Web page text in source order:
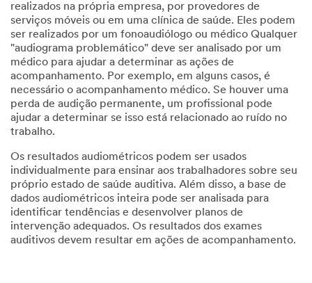
realizados na própria empresa, por provedores de
serviços móveis ou em uma clínica de saúde. Eles podem
ser realizados por um fonoaudiólogo ou médico Qualquer
"audiograma problemático" deve ser analisado por um
médico para ajudar a determinar as ações de
acompanhamento. Por exemplo, em alguns casos, é
necessário o acompanhamento médico. Se houver uma
perda de audição permanente, um profissional pode
ajudar a determinar se isso está relacionado ao ruído no
trabalho.
Os resultados audiométricos podem ser usados
individualmente para ensinar aos trabalhadores sobre seu
próprio estado de saúde auditiva. Além disso, a base de
dados audiométricos inteira pode ser analisada para
identificar tendências e desenvolver planos de
intervenção adequados. Os resultados dos exames
auditivos devem resultar em ações de acompanhamento.